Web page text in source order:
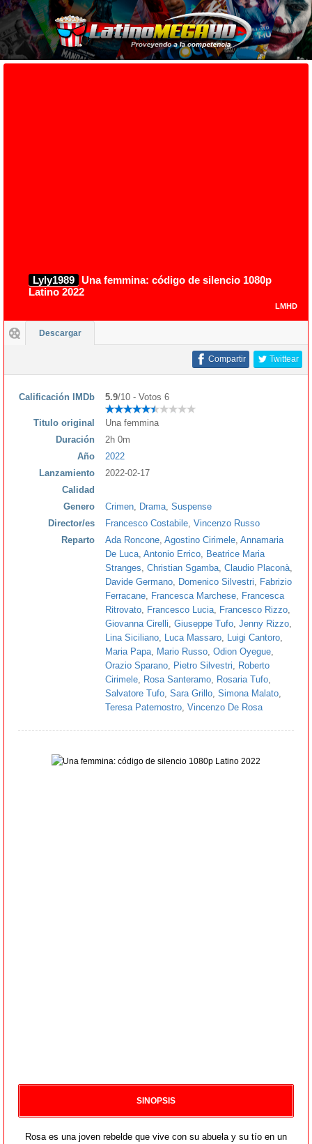
Lyly1989 Una femmina: código de silencio 1080p
Latino 2022
LMHD
Descargar
Twittear
Compartir
Calificación IMDb 5.9/10 - Votos 6
Titulo original
Una femmina
Duración
2h 0m
Año
2022
Lanzamiento
2022-02-17
Calidad
Genero
Crimen Drama Suspense
Director/es
Francesco Costabile Vincenzo Russo
Reparto
Ada Roncone Agostino Cirimele Annamaria
De Luca Antonio Errico
Beatrice Maria
Stranges Christian Sgamba Claudio Placonà
Davide Germano
Domenico Silvestri
Fabrizio
Ferracane
Francesca Marchese
Francesca
Ritrovato
Francesco Lucia Francesco Rizzo
Giovanna Cirelli Giuseppe Tufo Jenny Rizzo
Lina Siciliano
Luca Massaro Luigi Cantoro
Maria Papa
Mario Russo Odion Oyegue
Orazio Sparano
Pietro Silvestri
Roberto
Cirimele
Rosa Santeramo Rosaria Tufo
Salvatore Tufo Sara Grillo Simona Malato
Teresa Paternostro Vincenzo De Rosa
SINOPSIS
Rosa es una joven rebelde que vive con su abuela y su tío en un